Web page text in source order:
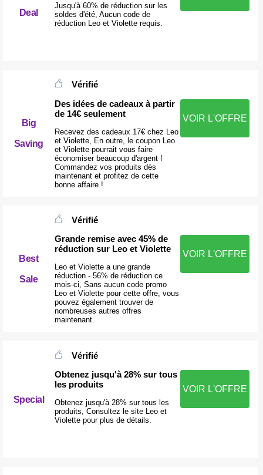
Deal
Jusqu'à 60% de réduction sur les
soldes d'été, Aucun code de
réduction Leo et Violette requis.
Big
Saving
Vérifié
Des idées de cadeaux à partir
de 14€ seulement
Recevez des cadeaux 17€ chez Leo
et Violette, En outre, le coupon Leo
et Violette pourrait vous faire
économiser beaucoup d'argent !
Commandez vos produits dès
maintenant et profitez de cette
bonne affaire !
VOIR L'OFFRE
Best
Sale
Vérifié
Grande remise avec 45% de
réduction sur Leo et Violette
Leo et Violette a une grande
réduction - 56% de réduction ce
mois-ci, Sans aucun code promo
Leo et Violette pour cette offre, vous
pouvez également trouver de
nombreuses autres offres
maintenant.
VOIR L'OFFRE
Special
Vérifié
Obtenez jusqu'à 28% sur tous
les produits
Obtenez jusqu'à 28% sur tous les
produits, Consultez le site Leo et
Violette pour plus de détails.
VOIR L'OFFRE